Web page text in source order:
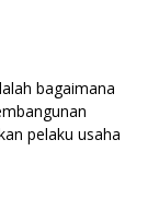
bagaimana
pelaku usaha